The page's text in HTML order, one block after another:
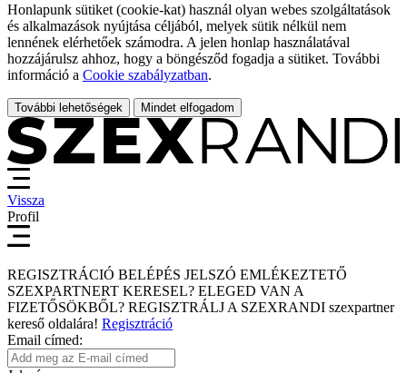
Honlapunk sütiket (cookie-kat) használ olyan webes szolgáltatások
és alkalmazások nyújtása céljából, melyek sütik nélkül nem
lennének elérhetőek számodra. A jelen honlap használatával
hozzájárulsz ahhoz, hogy a böngésződ fogadja a sütiket. További
információ a Cookie szabályzatban.
További lehetőségek Mindet elfogadom
Vissza
Profil
REGISZTRÁCIÓ BELÉPÉS JELSZÓ EMLÉKEZTETŐ
SZEXPARTNERT KERESEL? ELEGED VAN A
FIZETŐSÖKBŐL? REGISZTRÁLJ A SZEXRANDI szexpartner
kereső oldalára! Regisztráció
Email címed: